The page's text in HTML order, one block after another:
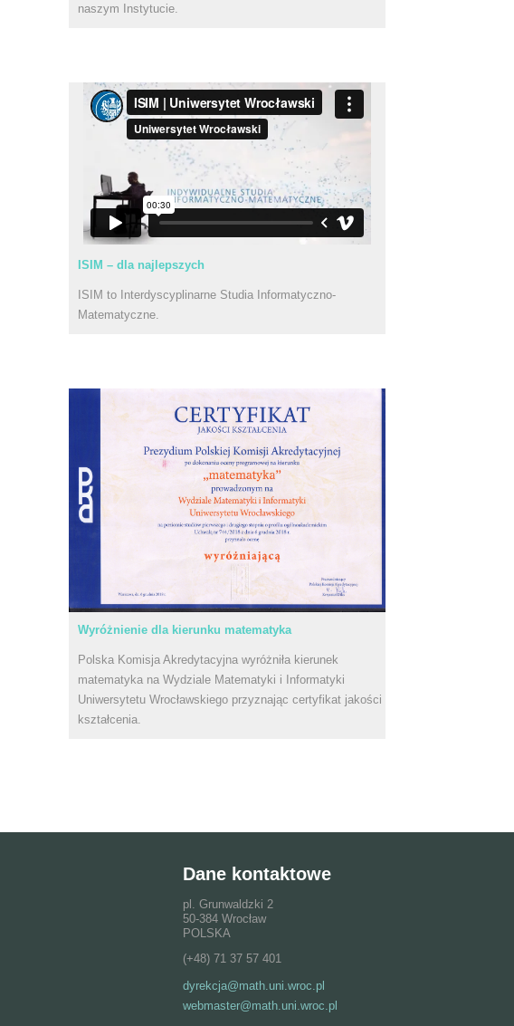
naszym Instytucie.
ISIM – dla najlepszych
ISIM to Interdyscyplinarne Studia Informatyczno-
Matematyczne.
Wyróżnienie dla kierunku matematyka
Polska Komisja Akredytacyjna wyróżniła kierunek
matematyka na Wydziale Matematyki i Informatyki
Uniwersytetu Wrocławskiego przyznając certyfikat jakości
kształcenia.
Dane kontaktowe
pl. Grunwaldzki 2
50-384 Wrocław
POLSKA
(+48) 71 37 57 401
dyrekcja@math.uni.wroc.pl
webmaster@math.uni.wroc.pl